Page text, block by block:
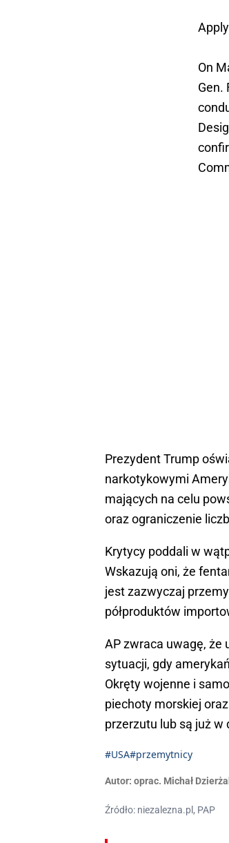
On
Gen.
Prezydent Trump
narkotykowymi
mających na celu
oraz ograniczenie
Krytycy poddali w
Wskazują oni, że
jest zazwyczaj
półproduktów
AP zwraca uwagę, że
sytuacji, gdy
Okręty wojenne i
piechoty morskiej
przerzutu lub są już
#USA#przemytnicy
Autor: oprac. Michał
Źródło: niezalezna.pl, PAP